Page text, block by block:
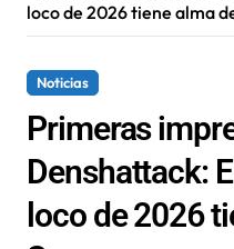
loco de 2026 tiene alma
Noticias
Primeras
Denshattack:
loco de 2026